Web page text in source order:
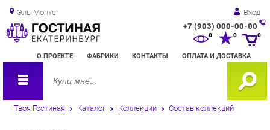
Эль-Монте Вход
+7 (903) 000-00-00
О ПРОЕКТЕ ФАБРИКИ КОНТАКТЫ ОПЛАТА И ДОСТАВКА
0 0
Твоя Гостиная Каталог Коллекции Состав коллекций